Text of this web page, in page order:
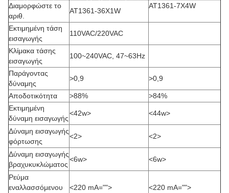
Διαμορφώστε το
αριθ.
AT1361-36X1W
AT1361-7X4W
Εκτιμημένη τάση
εισαγωγής
110VAC/220VAC
Κλίμακα τάσης
εισαγωγής
100~240VAC, 47~63Hz
Παράγοντας
δύναμης
>0,9 >0,9
Αποδοτικότητα >88%
>84%
Εκτιμημένη
δύναμη εισαγωγής
<42w> <44w>
Δύναμη εισαγωγής
φόρτωσης
<2> <2>
Δύναμη εισαγωγής
βραχυκυκλώματος
<6w> <6w>
Ρεύμα
εναλλασσόμενου
<220 mA=""> <220 mA="">